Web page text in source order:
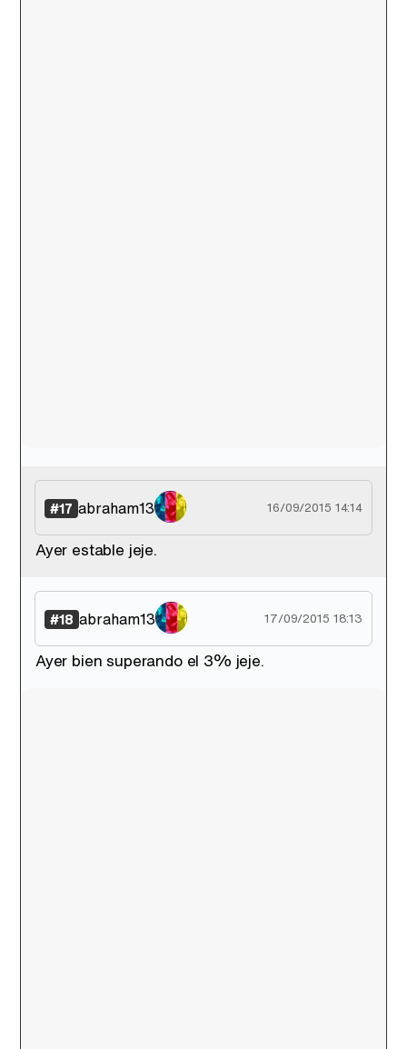
#17 abraham13 16/09/2015 14:14
Ayer estable jeje.
#18 abraham13 17/09/2015 18:13
Ayer bien superando el 3% jeje.